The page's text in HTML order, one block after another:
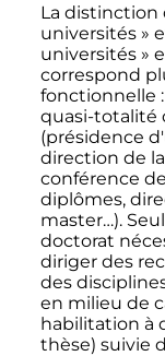
La distinction
universités »
universités »
correspond
fonctionnelle
quasi-totalité
(présidence
direction de
conférence
diplômes,
master…).
doctorat
diriger des
des
en milieu de
habilitation à
thèse) suivie